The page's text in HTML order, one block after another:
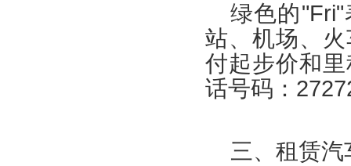
绿色的
站、机场、
付起步价和
话号码：
三、租赁汽